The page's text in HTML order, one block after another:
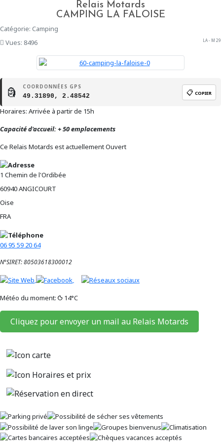
Relais Motards
CAMPING LA FALOISE
Catégorie: Camping
Vues: 8496
LA - M 29
🗿 COORDONNÉES GPS
49.31890, 2.48542 📋 COPIER
Horaires: Arrivée à partir de 15h
Capacité d'accueil: + 50 emplacements
Ce Relais Motards est actuellement Ouvert
1 Chemin de l'Ordibée
60940ANGICOURT
Oise
FRA
06 95 59 20 64
N°SIRET: 80503618300012
Météo du moment: 14°C
Cliquez pour envoyer un mail au Relais Motards